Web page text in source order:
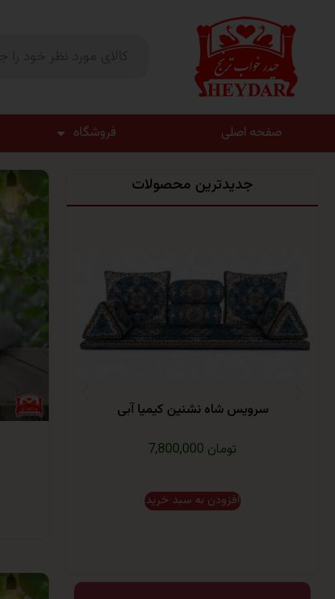
صفحه اصلی فروشگاه
جدیدترین محصولات
سرویس شاه نشنین کیمیا آبی
7,800,000 تومان
افزودن به سبد خرید